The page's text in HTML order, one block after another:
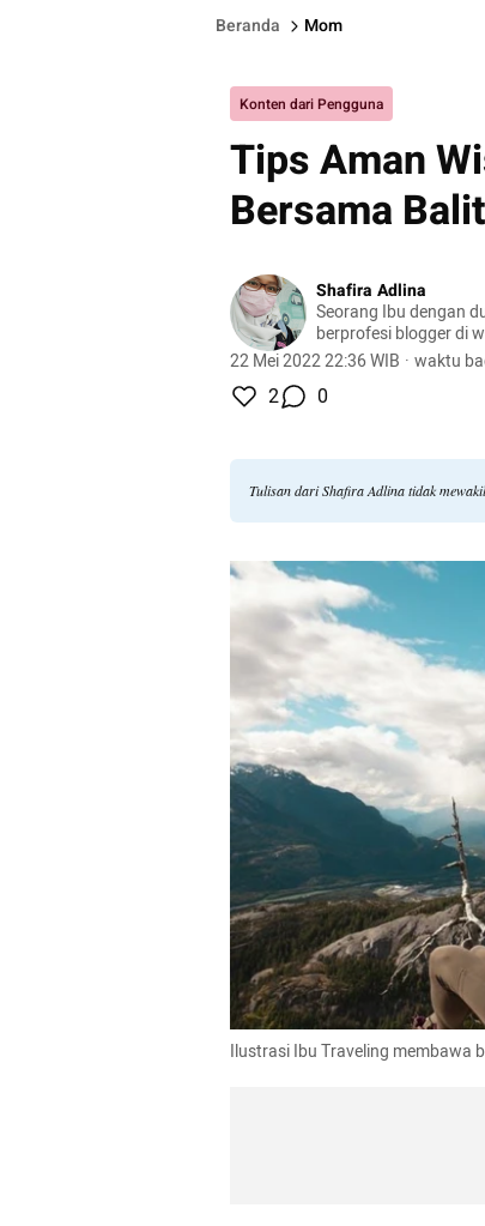
Beranda Mom
Konten dari Pengguna
Tips Aman
Bersama
Shafira Adlina
Seorang Ibu dengan
berprofesi blogger di
Asesor bersertifikasi BNSP sebagai pendamping
22 Mei 2022 22:36 WIB · waktu
2 0
Tulisan dari Shafira Adlina tidak
Ilustrasi Ibu Traveling membawa